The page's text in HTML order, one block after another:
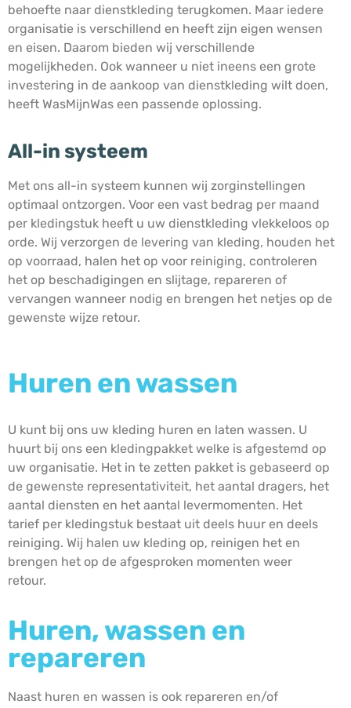
behoefte naar dienstkleding terugkomen. Maar iedere
organisatie is verschillend en heeft zijn eigen wensen
en eisen. Daarom bieden wij verschillende
mogelijkheden. Ook wanneer u niet ineens een grote
investering in de aankoop van dienstkleding wilt doen,
heeft WasMijnWas een passende oplossing.
All-in systeem
Met ons all-in systeem kunnen wij zorginstellingen
optimaal ontzorgen. Voor een vast bedrag per maand
per kledingstuk heeft u uw dienstkleding vlekkeloos op
orde. Wij verzorgen de levering van kleding, houden het
op voorraad, halen het op voor reiniging, controleren
het op beschadigingen en slijtage, repareren of
vervangen wanneer nodig en brengen het netjes op de
gewenste wijze retour.
Huren en wassen
U kunt bij ons uw kleding huren en laten wassen. U
huurt bij ons een kledingpakket welke is afgestemd op
uw organisatie. Het in te zetten pakket is gebaseerd op
de gewenste representativiteit, het aantal dragers, het
aantal diensten en het aantal levermomenten. Het
tarief per kledingstuk bestaat uit deels huur en deels
reiniging. Wij halen uw kleding op, reinigen het en
brengen het op de afgesproken momenten weer
retour.
Huren, wassen en
repareren
Naast huren en wassen is ook repareren en/of